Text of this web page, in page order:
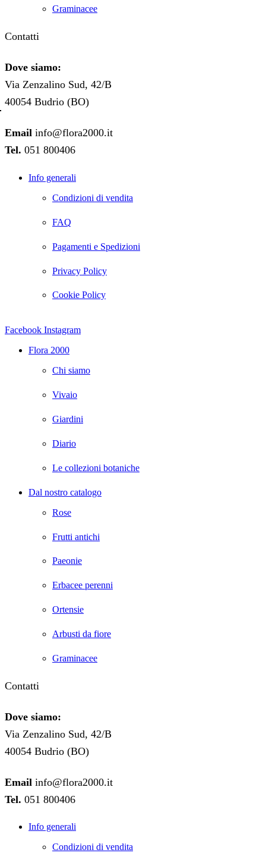
Graminacee
Contatti
Dove siamo:
Via Zenzalino Sud, 42/B
40054 Budrio (BO)
Email info@flora2000.it
Tel. 051 800406
Info generali
Condizioni di vendita
FAQ
Pagamenti e Spedizioni
Privacy Policy
Cookie Policy
Facebook Instagram
Flora 2000
Chi siamo
Vivaio
Giardini
Diario
Le collezioni botaniche
Dal nostro catalogo
Rose
Frutti antichi
Paeonie
Erbacee perenni
Ortensie
Arbusti da fiore
Graminacee
Contatti
Dove siamo:
Via Zenzalino Sud, 42/B
40054 Budrio (BO)
Email info@flora2000.it
Tel. 051 800406
Info generali
Condizioni di vendita